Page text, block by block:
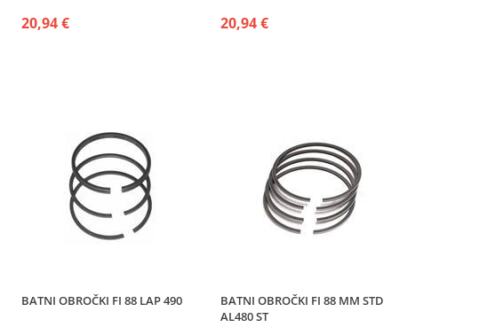
20,94 € 20,94 €
BATNI OBROČKI FI 88 LAP 490
BATNI OBROČKI FI 88 MM STD
AL480 ST